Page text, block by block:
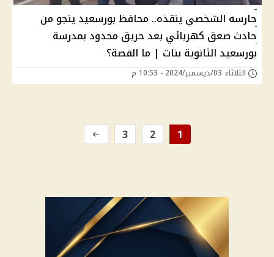
حارسه الشخصي ينقذه.. محافظ بورسعيد ينجو من
حادث صعق كهربائي بعد حريق محدود بمدرسة
بورسعيد الثانوية بنات | ما القصة؟
الثلاثاء 03/ديسمبر/2024 - 10:53 م
1
2
3